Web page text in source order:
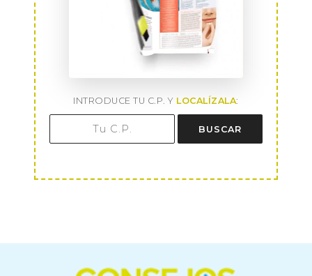
INTRODUCE TU C.P. Y LOCALÍZALA:
BUSCAR